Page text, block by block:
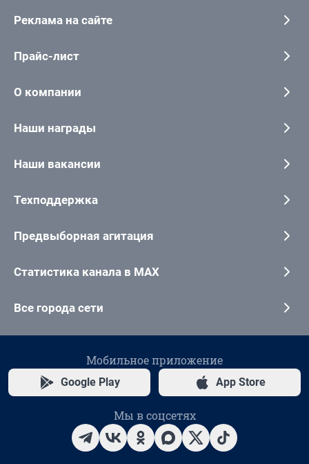
Реклама на сайте
Прайс-лист
О компании
Наши награды
Наши вакансии
Техподдержка
Предвыборная агитация
Статистика канала в MAX
Все города сети
Мобильное приложение
Google Play App Store
Мы в соцсетях